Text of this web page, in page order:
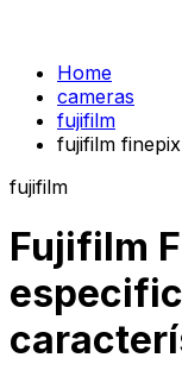
Home
cameras
fujifilm
fujifilm
fujifilm
Fujifilm